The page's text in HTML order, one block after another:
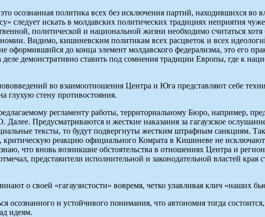
осознанная политика всех без исключения партий, находившихся во
следует искать в молдавских политических традициях неприятия
политической и национальной жизни необходимо считаться
Видимо, кишиневским политикам всех расцветок и всех
до конца элемент молдавского федерализма, это его
демонстративно ставить под сомнения традиции Европы, где к
во взаимоотношения Центра и Юга представляют себе
глухую стену противостояния.
регламенту работы, территориальному Бюро, например,
Предусматриваются и жесткие наказания за гагаузское
тексты, то будут подвергнуты жестким штрафным санкциям.
критическую реакцию официального Комрата в Кишиневе не
что вновь возникшие обстоятельства в отношениях Центра и
представители исполнительной и законодательной властей края
о своей «гагаузистости» вовремя, четко улавливая клич «наших
и устойчивого понимания, что автономия тогда
идеям.